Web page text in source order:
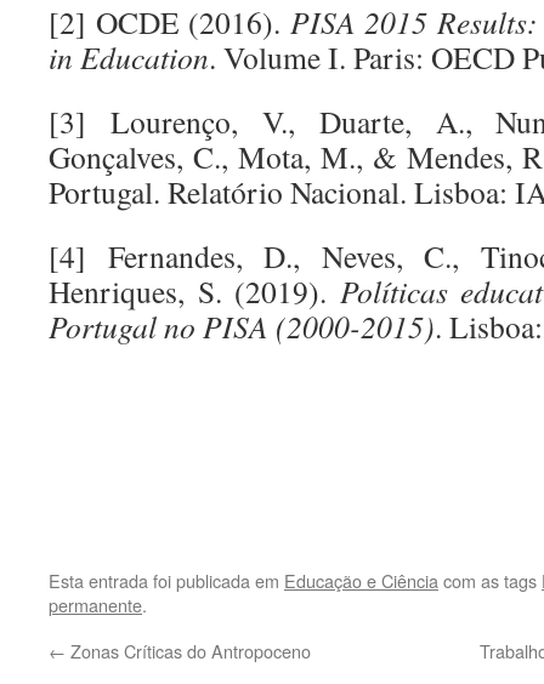
[2] OCDE (2016). PISA 2015
in Education. Volume I. Paris: OECD
[3] Lourenço, V., Duarte, A.,
Gonçalves, C., Mota, M., & Mendes,
Portugal. Relatório Nacional. Lisboa:
[4] Fernandes, D., Neves, C.,
Henriques, S. (2019). Políticas
Portugal no PISA (2000-2015).
Esta entrada foi publicada em Educação e Ciência com as tags
permanente.
← Zonas Críticas do Antropoceno